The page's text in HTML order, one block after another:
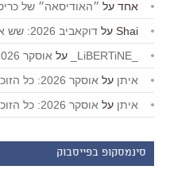
אחד על ״האודיסאה״ של
Shai על דוקאביב 2026: שש או שבע המלצות
על אוסקר 2026: כל הזוכים
איתן על אוסקר 2026: כל הזוכים
איתן על אוסקר 2026: כל הזוכים
סינמסקופ בפייסבוק